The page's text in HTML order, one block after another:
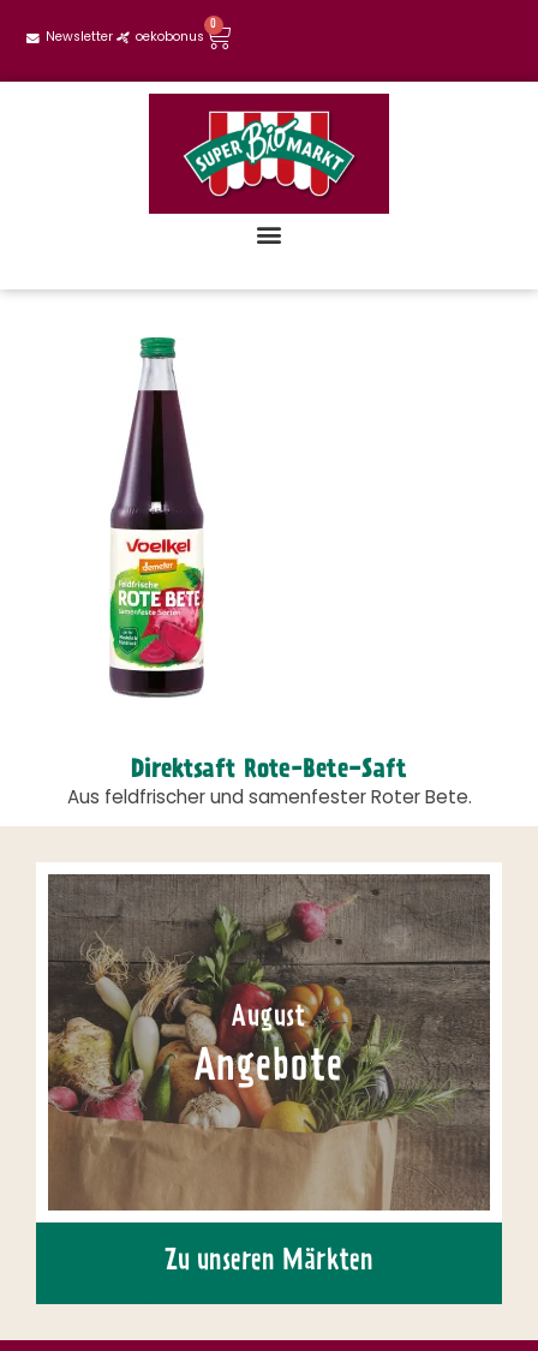
Newsletter oekobonus
0
Direktsaft Rote-Bete-Saft
Aus feldfrischer und samenfester Roter Bete.
August
Angebote
Zu unseren Märkten